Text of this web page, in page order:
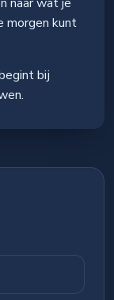
morgen kunt
bij